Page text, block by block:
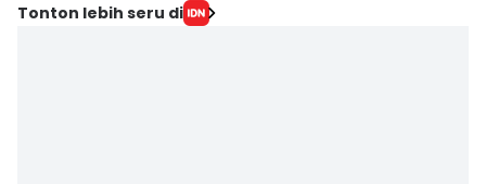
Tonton lebih seru di